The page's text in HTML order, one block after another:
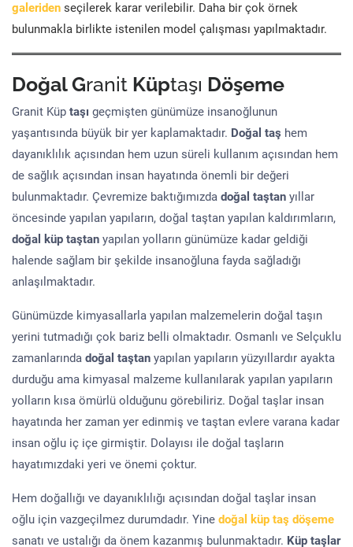
galeriden seçilerek karar verilebilir. Daha bir çok örnek
bulunmakla birlikte istenilen model çalışması yapılmaktadır.
Doğal Granit Küptaşı Döşeme
Granit Küp taşı geçmişten günümüze insanoğlunun
yaşantısında büyük bir yer kaplamaktadır. Doğal taş hem
dayanıklılık açısından hem uzun süreli kullanım açısından hem
de sağlık açısından insan hayatında önemli bir değeri
bulunmaktadır. Çevremize baktığımızda doğal taştan yıllar
öncesinde yapılan yapıların, doğal taştan yapılan kaldırımların,
doğal küp taştan yapılan yolların günümüze kadar geldiği
halende sağlam bir şekilde insanoğluna fayda sağladığı
anlaşılmaktadır.
Günümüzde kimyasallarla yapılan malzemelerin doğal taşın
yerini tutmadığı çok bariz belli olmaktadır. Osmanlı ve Selçuklu
zamanlarında doğal taştan yapılan yapıların yüzyıllardır ayakta
durduğu ama kimyasal malzeme kullanılarak yapılan yapıların
yolların kısa ömürlü olduğunu görebiliriz. Doğal taşlar insan
hayatında her zaman yer edinmiş ve taştan evlere varana kadar
insan oğlu iç içe girmiştir. Dolayısı ile doğal taşların
hayatımızdaki yeri ve önemi çoktur.
Hem doğallığı ve dayanıklılığı açısından doğal taşlar insan
oğlu için vazgeçilmez durumdadır. Yine doğal küp taş döşeme
sanatı ve ustalığı da önem kazanmış bulunmaktadır. Küp taşlar